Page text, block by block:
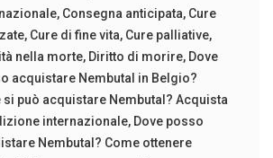
, Consegna anticipata, Cure
, Cure di fine vita, Cure palliative,
nella morte, Diritto di morire, Dove
acquistare Nembutal in Belgio?
si può acquistare Nembutal? Acquista
internazionale, Dove posso
Nembutal? Come ottenere